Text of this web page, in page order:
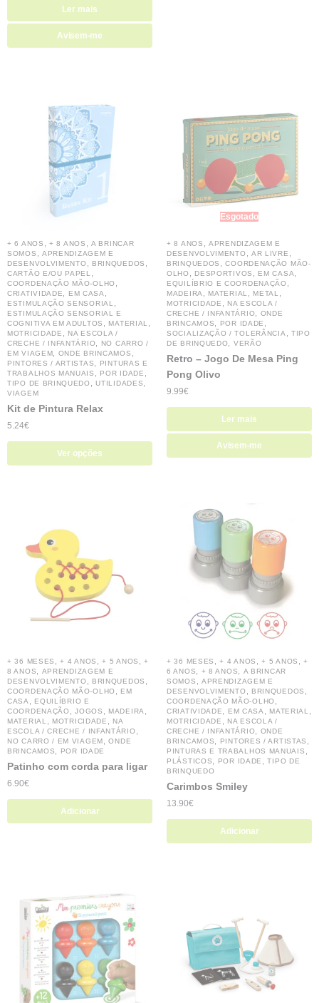
Ler mais
Avisem-me
+ 6 ANOS ,+ 8 ANOS ,A BRINCAR
SOMOS
APRENDIZAGEM E
DESENVOLVIMENTO
BRINQUEDOS
CARTÃO E/OU PAPEL
COORDENAÇÃO MÃO-OLHO
CRIATIVIDADE EM CASA
ESTIMULAÇÃO SENSORIAL
ESTIMULAÇÃO SENSORIAL E
COGNITIVA EM ADULTOS
MATERIAL
MOTRICIDADE
NA ESCOLA /
CRECHE / INFANTÁRIO
NO CARRO /
EM VIAGEM
ONDE BRINCAMOS
PINTORES / ARTISTAS
PINTURAS E
TRABALHOS MANUAIS
POR IDADE
TIPO DE BRINQUEDO ,UTILIDADES
VIAGEM
Kit de Pintura Relax
5.24€
Ver opções
Esgotado
+ 8 ANOS ,APRENDIZAGEM E
DESENVOLVIMENTO
AR LIVRE
BRINQUEDOS ,COORDENAÇÃO MÃO-
OLHO
DESPORTIVOS EM CASA
EQUILÍBRIO E COORDENAÇÃO
MADEIRA MATERIAL METAL
MOTRICIDADE
NA ESCOLA /
CRECHE / INFANTÁRIO
ONDE
BRINCAMOS
POR IDADE
SOCIALIZAÇÃO / TOLERÂNCIA
TIPO
DE BRINQUEDO
VERÃO
Retro – Jogo De Mesa Ping
Pong Olivo
9.99€
Ler mais
Avisem-me
+ 36 MESES ,+ 4 ANOS ,+ 5 ANOS ,+
8 ANOS
APRENDIZAGEM E
DESENVOLVIMENTO
BRINQUEDOS
COORDENAÇÃO MÃO-OLHO
EM
CASA
EQUILÍBRIO E
COORDENAÇÃO
,JOGOS MADEIRA
MATERIAL MOTRICIDADE
NA
ESCOLA / CRECHE / INFANTÁRIO
NO CARRO / EM VIAGEM ,ONDE
BRINCAMOS
POR IDADE
Patinho com corda para ligar
6.90€
Adicionar
+ 36 MESES ,+ 4 ANOS ,+ 5 ANOS ,+
6 ANOS
+ 8 ANOS
A BRINCAR
SOMOS
APRENDIZAGEM E
DESENVOLVIMENTO
BRINQUEDOS
COORDENAÇÃO MÃO-OLHO
CRIATIVIDADE EM CASA MATERIAL
MOTRICIDADE
NA ESCOLA /
CRECHE / INFANTÁRIO
ONDE
BRINCAMOS
PINTORES / ARTISTAS
PINTURAS E TRABALHOS MANUAIS
PLÁSTICOS POR IDADE ,TIPO DE
BRINQUEDO
Carimbos Smiley
13.90€
Adicionar